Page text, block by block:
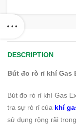
DESCRIPTION
Bút đo rò rỉ khí Gas
Bút đo rò rỉ khí Gas
tra sự rò rỉ của khí
sử dụng rộng rãi